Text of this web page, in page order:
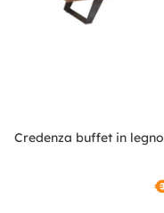
Credenza buffet in